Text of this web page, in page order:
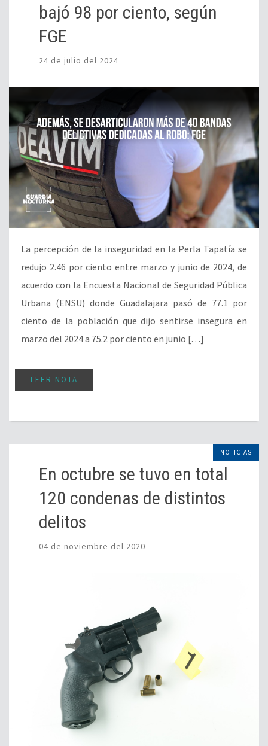
bajó 98 por ciento, según
FGE
24 de julio del 2024
La percepción de la inseguridad en la Perla Tapatía se
redujo 2.46 por ciento entre marzo y junio de 2024, de
acuerdo con la Encuesta Nacional de Seguridad Pública
Urbana (ENSU) donde Guadalajara pasó de 77.1 por
ciento de la población que dijo sentirse insegura en
marzo del 2024 a 75.2 por ciento en junio […]
LEER NOTA
NOTICIAS
En octubre se tuvo en total
120 condenas de distintos
delitos
04 de noviembre del 2020